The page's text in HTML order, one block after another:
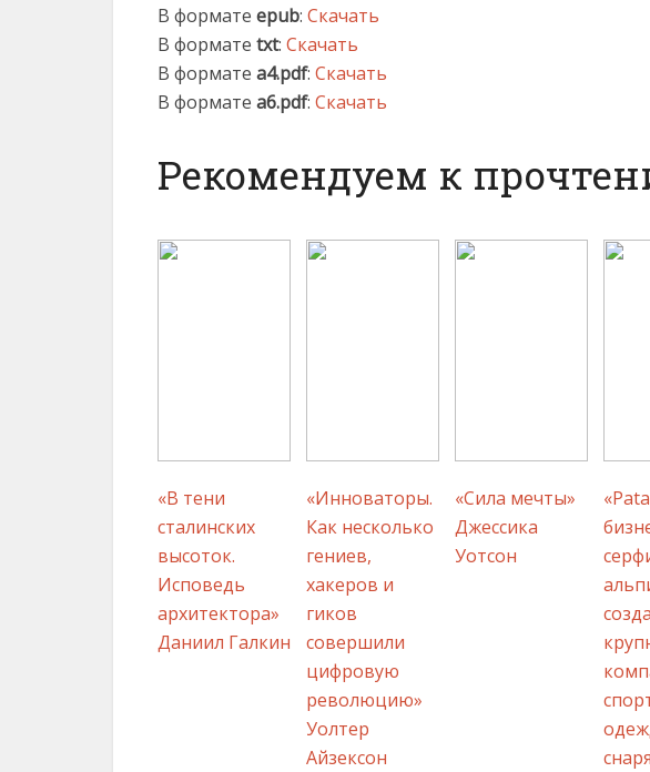
В формате epub: Скачать
В формате txt: Скачать
В формате a4.pdf: Скачать
В формате a6.pdf: Скачать
Рекомендуем к
«В тени
сталинских
высоток.
Исповедь
архитектора»
Даниил Галкин
«Инноваторы.
Как несколько
гениев,
хакеров и
гиков
совершили
цифровую
революцию»
Уолтер
Айзексон
«Сила мечты»
Джессика
Уотсон